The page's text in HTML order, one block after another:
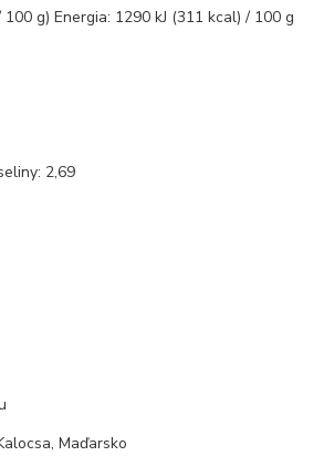
g) Energia: 1290 kJ (311 kcal) / 100 g
2,69
Maďarsko